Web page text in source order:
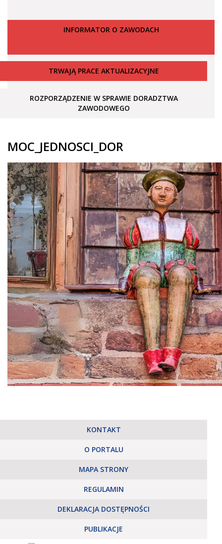
INFORMATOR O ZAWODACH
TRWAJĄ PRACE AKTUALIZACYJNE
ROZPORZĄDZENIE W SPRAWIE DORADZTWA
ZAWODOWEGO
MOC_JEDNOSCI_DOR
KONTAKT
O PORTALU
MAPA STRONY
REGULAMIN
DEKLARACJA DOSTĘPNOŚCI
PUBLIKACJE